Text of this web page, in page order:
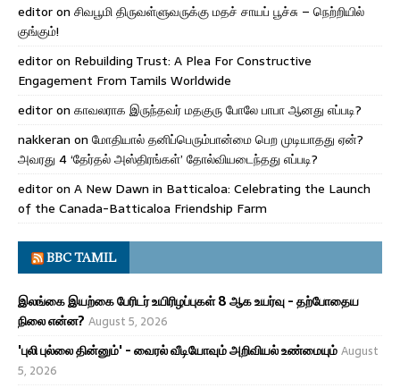
editoron சிவபூமி திருவள்ளுவருக்கு மதச் சாயப் பூச்சு – நெற்றியில்
குங்கும்!
editoron Rebuilding Trust: A Plea For Constructive
Engagement From Tamils Worldwide
editoron காவலராக இருந்தவர் மதகுரு போலே பாபா ஆனது எப்படி?
nakkeran on மோதியால் தனிப்பெரும்பான்மை பெற முடியாதது ஏன்?
அவரது 4 ‘தேர்தல் அஸ்திரங்கள்’ தோல்வியடைந்தது எப்படி?
editoron A New Dawn in Batticaloa: Celebrating the Launch
of the Canada-Batticaloa Friendship Farm
BBC TAMIL
இலங்கை இயற்கை பேரிடர் உயிரிழப்புகள் 8 ஆக உயர்வு - தற்போதைய
நிலை என்ன? August 5, 2026
'புலி புல்லை தின்னும்' - வைரல் வீடியோவும் அறிவியல் உண்மையும்August
5, 2026